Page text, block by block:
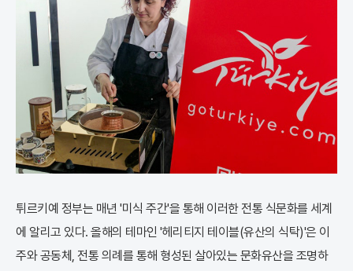
튀르키예 정부는 매년 '미식 주간'을 통해 이러한 전통 식문화를 세계
에 알리고 있다. 올해의 테마인 '헤리티지 테이블(유산의 식탁)'은 이
주와 공동체, 전통 의례를 통해 형성된 살아있는 문화유산을 조명하